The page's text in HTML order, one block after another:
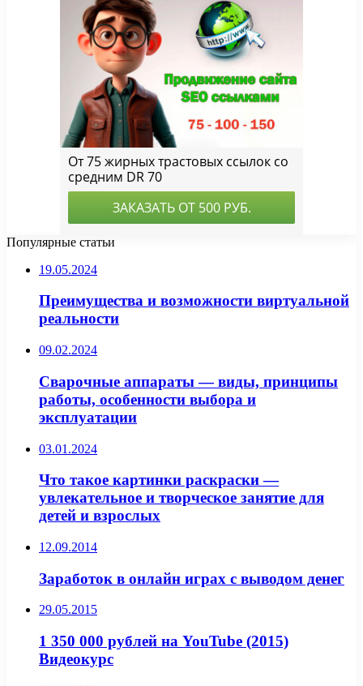
Популярные статьи
19.05.2024
Преимущества и возможности виртуальной
реальности
09.02.2024
Сварочные аппараты — виды, принципы
работы, особенности выбора и
эксплуатации
03.01.2024
Что такое картинки раскраски —
увлекательное и творческое занятие для
детей и взрослых
12.09.2014
Заработок в онлайн играх с выводом денег
29.05.2015
1 350 000 рублей на YouTube (2015)
Видеокурс